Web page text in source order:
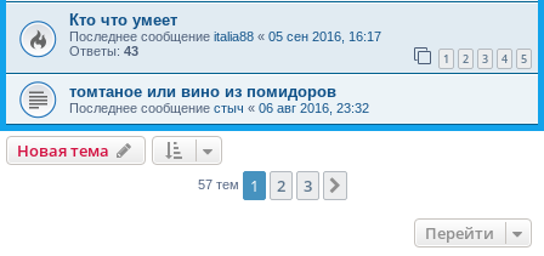
Кто что умеет
Последнее сообщение italia88 « 05 сен 2016, 16:17
Ответы: 43 1 2 3 4 5
томтаное или вино из помидоров
Последнее сообщение стыч « 06 авг 2016, 23:32
Новая тема
57 тем 1 2 3
Перейти